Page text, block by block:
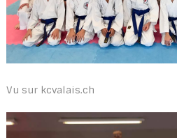
Vu sur kcvalais.ch